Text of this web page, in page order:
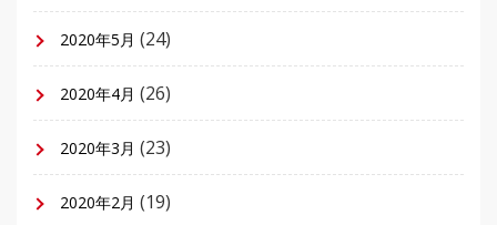
2020年5月 (24)
2020年4月 (26)
2020年3月 (23)
2020年2月 (19)